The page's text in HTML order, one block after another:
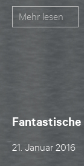
Mehr lesen
21. Januar 2016